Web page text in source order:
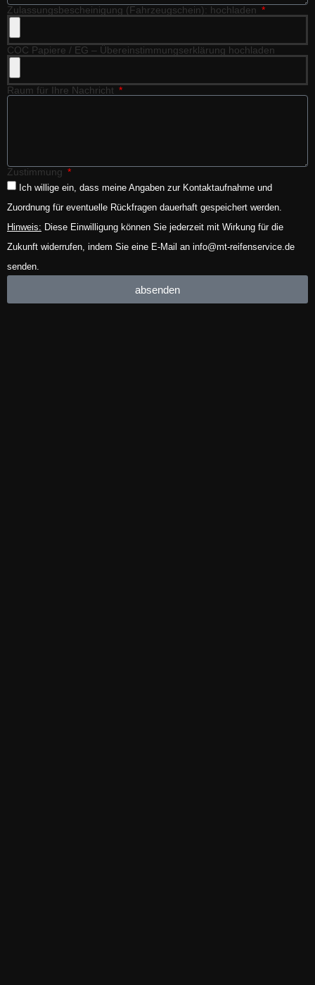
Zulassungsbescheinigung (Fahrzeugschein): hochladen
COC Papiere / EG – Übereinstimmungserklärung hochladen
Raum für Ihre Nachricht
Zustimmung
Ich willige ein, dass meine Angaben zur Kontaktaufnahme und
Zuordnung für eventuelle Rückfragen dauerhaft gespeichert werden.
Hinweis: Diese Einwilligung können Sie jederzeit mit Wirkung für die
Zukunft widerrufen, indem Sie eine E-Mail an info@mt-reifenservice.de
senden.
absenden